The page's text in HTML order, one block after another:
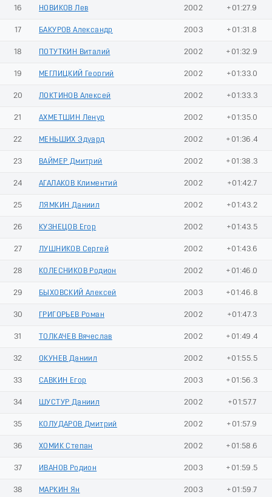
16 НОВИКОВ Лев 2002 +01:27.9
17 БАКУРОВ Александр 2003 +01:31.8
18 ПОТУТКИН Виталий 2002 +01:32.9
19 МЕГЛИЦКИЙ Георгий 2002 +01:33.0
20 ЛОКТИНОВ Алексей 2002 +01:33.3
21 АХМЕТШИН Ленур 2002 +01:35.0
22 МЕНЬШИХ Эдуард 2002 +01:36.4
23 ВАЙМЕР Дмитрий 2002 +01:38.3
24 АГАЛАКОВ Климентий 2002 +01:42.7
25 ЛЯМКИН Даниил 2002 +01:43.2
26 КУЗНЕЦОВ Егор 2002 +01:43.5
27 ЛУШНИКОВ Сергей 2002 +01:43.6
28 КОЛЕСНИКОВ Родион 2002 +01:46.0
29 БЫХОВСКИЙ Алексей 2003 +01:46.8
30 ГРИГОРЬЕВ Роман 2002 +01:47.3
31 ТОЛКАЧЕВ Вячеслав 2002 +01:49.4
32 ОКУНЕВ Даниил 2002 +01:55.5
33 САВКИН Егор 2003 +01:56.3
34 ШУСТУР Даниил 2002 +01:57.7
35 КОЛУДАРОВ Дмитрий 2002 +01:57.9
36 ХОМИК Степан 2002 +01:58.6
37 ИВАНОВ Родион 2003 +01:59.5
38 МАРКИН Ян 2003 +01:59.7